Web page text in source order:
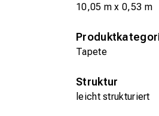
10,05 m x 0,53 m
Tapete
Struktur
leicht strukturiert